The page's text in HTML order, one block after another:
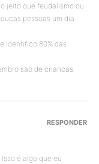
jeito que feudalismo ou
pessoas um dia
identifico 80% das
sao de criancas
é algo que eu
RESPONDER